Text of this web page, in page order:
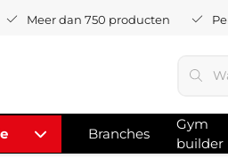
Meer dan 750 producten
Branches
Gym
builder